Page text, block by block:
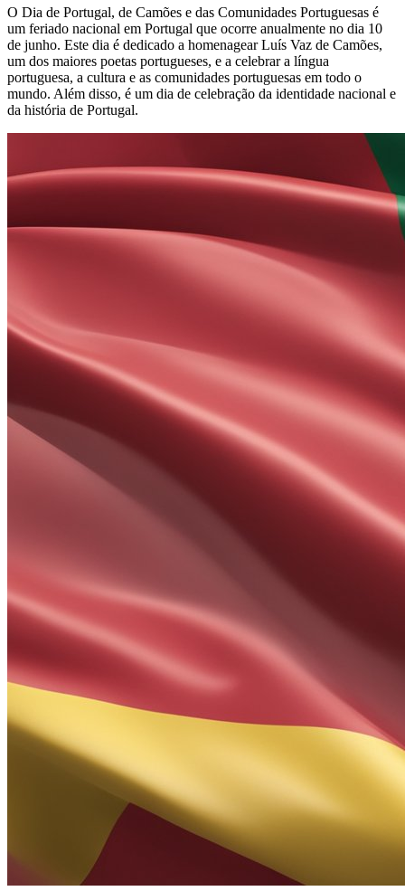
O Dia de Portugal, de Camões e das Comunidades Portuguesas é
um feriado nacional em Portugal que ocorre anualmente no dia 10
de junho. Este dia é dedicado a homenagear Luís Vaz de Camões,
um dos maiores poetas portugueses, e a celebrar a língua
portuguesa, a cultura e as comunidades portuguesas em todo o
mundo. Além disso, é um dia de celebração da identidade nacional e
da história de Portugal.